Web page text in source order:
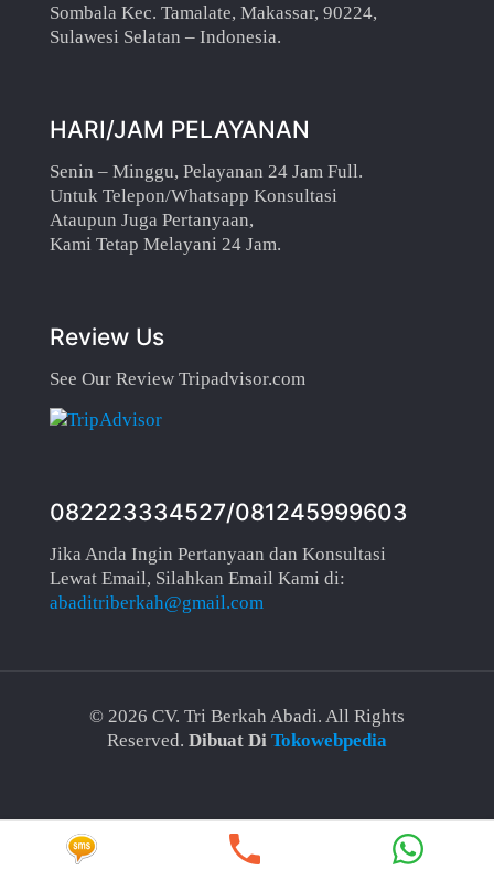
Sombala Kec. Tamalate, Makassar, 90224,
Sulawesi Selatan – Indonesia.
HARI/JAM PELAYANAN
Senin – Minggu, Pelayanan 24 Jam Full.
Untuk Telepon/Whatsapp Konsultasi
Ataupun Juga Pertanyaan,
Kami Tetap Melayani 24 Jam.
Review Us
See Our Review Tripadvisor.com
082223334527/081245999603
Jika Anda Ingin Pertanyaan dan Konsultasi
Lewat Email, Silahkan Email Kami di:
abaditriberkah@gmail.com
© 2026 CV. Tri Berkah Abadi. All Rights
Reserved. Dibuat Di Tokowebpedia